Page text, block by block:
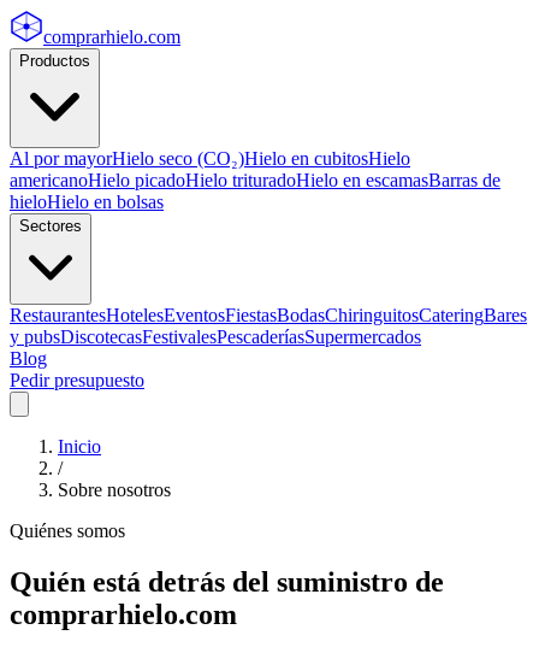
comprarhielo.com
Productos
Al por mayorHielo seco (CO₂)Hielo en cubitosHielo
americanoHielo picadoHielo trituradoHielo en escamasBarras de
hieloHielo en bolsas
Sectores
RestaurantesHotelesEventosFiestasBodasChiringuitosCateringBares
y pubsDiscotecasFestivalesPescaderíasSupermercados
Blog
Pedir presupuesto
Inicio
/
Sobre nosotros
Quiénes somos
Quién está detrás del suministro de
comprarhielo.com